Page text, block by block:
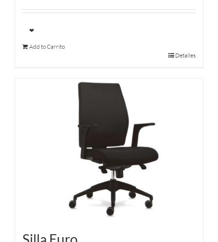
❤
Add to Carrito
Detalles